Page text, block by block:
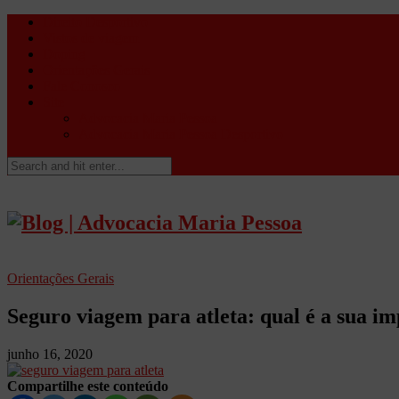
Orientações Gerais
Seguro viagem para atleta: qual é a sua
junho 16, 2020
Compartilhe este conteúdo